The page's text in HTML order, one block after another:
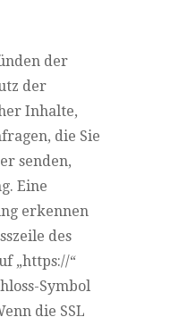
der
der
Inhalte,
die Sie
senden,
Eine
erkennen
des
„https://“
Symbol
die SSL